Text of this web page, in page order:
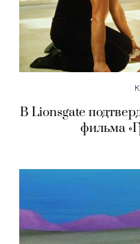
В Lionsgate
фильма